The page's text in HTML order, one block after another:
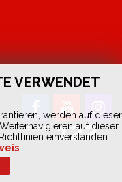
VERWENDET
werden auf dieser
auf dieser
einverstanden.
122
byfedia.at